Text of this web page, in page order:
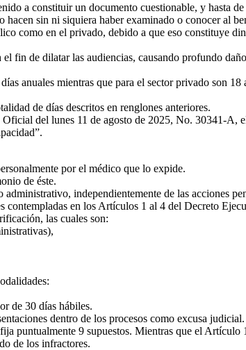
a constituir un documento cuestionable, y hasta
sin ni siquiera haber examinado o conocer al
como en el privado, debido a que eso constituye
fin de dilatar las audiencias, causando profundo
anuales mientras que para el sector privado son
de días descritos en renglones anteriores.
del lunes 11 de agosto de 2025, No. 30341-A,
por el médico que lo expide.
de éste.
independientemente de las acciones
en los Artículos 1 al 4 del Decreto
las cuales son:
de 30 días hábiles.
dentro de los procesos como excusa judicial.
puntualmente 9 supuestos. Mientras que el
de los infractores.